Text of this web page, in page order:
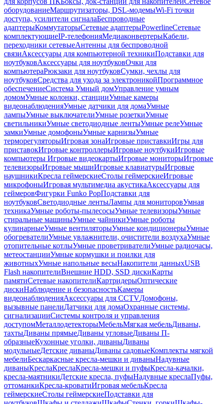
оборудованиеМаршрутизаторы, DSL-модемыWi-Fi точки
доступа, усилители сигналаБеспроводные
адаптерыКоммутаторыСетевые адаптерыPowerlineСетевые
комплектующиеIP-телефонияМедиаконвертерыКабели,
переходники сетевыеАнтенны для беспроводной
связиАксессуары для компьютерной техникиПодставки для
ноутбуковАксессуары для ноутбуковОчки для
компьютераРюкзаки для ноутбуковСумки, чехлы для
ноутбуковСредства для ухода за электроникойПрограммное
обеспечениеСистема Умный домУправление умным
домомУмные колонки, станцииУмные камеры
видеонаблюденияУмные датчики для домаУмные
лампыУмные выключателиУмные розеткиУмные
светильникиУмные светодиодные лентыУмные релеУмные
замкиУмные домофоныУмные карнизыУмные
терморегуляторыИгровая зонаИгровые приставкиИгры для
приставокИгровые контроллерыИгровые ноутбукиИгровые
компьютеры Игровые видеокартыИгровые мониторыИгровые
телевизорыИгровые мышиИгровые клавиатурыИгровые
наушникиКресла геймерскиеСтолы геймерскиеИгровые
микрофоныИгровая мультимедиа акустикаАксессуары для
геймеровФигурки Funko PopПодставки для
ноутбуковСветодиодные лентыЛампы для мониторовУмная
техникаУмные роботы-пылесосыУмные телевизорыУмные
стиральные машиныУмные чайникиУмные роботы
кулинарныеУмные вентиляторыУмные кондиционерыУмные
обогревателиУмные увлажнители, очистители воздухаУмные
отопительные котлыУмные проветривателиУмные радиочасы,
метеостанцииУмные кормушки и поилки для
животныхУмные напольные весыНакопители данныхUSB
Flash накопителиВнешние HDD, SSD дискиКарты
памятиСетевые накопителиКартридерыОптические
дискиНаблюдение и безопасностьКамеры
видеонаблюденияАксессуары для CCTVДомофоны,
вызывные панелиДатчики для домаОхранные системы,
сигнализацииСистемы контроля и управления
доступомМеталлодетекторыМебельМягкая мебельДиваны,
тахтыДиваны прямыеДиваны угловыеДиваны П-
образныеКухонные уголки, диваныДиваны
модульныеДетские диваныДиваны садовыеКомплекты мягкой
мебелиБескаркасные кресла-мешки и диваныНадувные
диваныКреслаКреслаКресла-мешки и пуфыКресла-качалки,
кресла-маятникиДетские кресла, пуфыНадувные креслаПуфы,
оттоманкиКресла-кроватиИгровая мебельКресла
геймерскиеСтолы геймерскиеПодставки для